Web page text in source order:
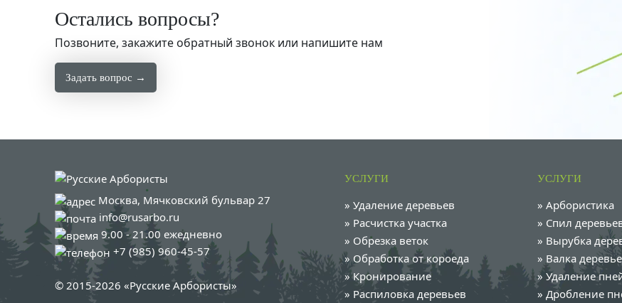
Остались вопросы?
Позвоните, закажите обратный звонок или напишите нам
Задать вопрос →
Москва, Мячковский бульвар 27
info@rusarbo.ru
9.00 - 21.00 ежедневно
+7 (985) 960-45-57
© 2015-2026 «Русские Арбористы»
УСЛУГИ
» Удаление деревьев
» Расчистка участка
» Обрезка веток
» Обработка от короеда
»Кронирование
» Распиловка деревьев
УСЛУГИ
» Арбористика
» Спил
» Вырубка
» Валка
» Удаление
» Дробление